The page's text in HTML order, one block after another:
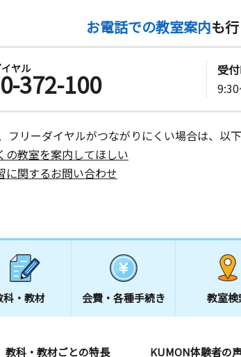
お電話での教室案内も
ヤル372-100
受
フリーダイヤルがつながりにくい場合は、以
の教室を案内してほしい
に関するお問い合わせ
科・教材 会費・ 各種手続き 教室検
教科・教材ごとの特長 KUMON体験者の